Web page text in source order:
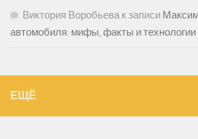
Виктория Воробьевак записи
автомобиля: мифы, факты и технологии
ЕЩЁ